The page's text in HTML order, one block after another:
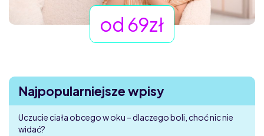
od 69zł
Najpopularniejsze wpisy
Uczucie ciała obcego w oku – dlaczego boli, choć nic nie
widać?